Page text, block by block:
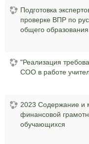
Подготовка
проверке ВПР по
общего образования
"Реализация
СОО в работе
2023 Содержание и
финансовой
обучающихся